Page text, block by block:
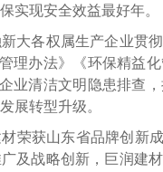
实现安全效益最好年。
各权属生产企业贯彻
理办法》《环保精益
业清洁文明隐患排查
展转型升级。
获山东省品牌创新成
及战略创新，巨润建